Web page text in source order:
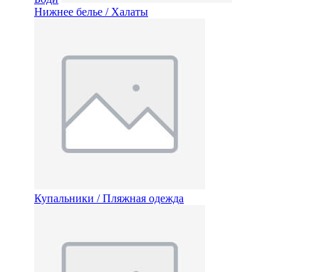
Нижнее белье / Халаты
Купальники / Пляжная одежда